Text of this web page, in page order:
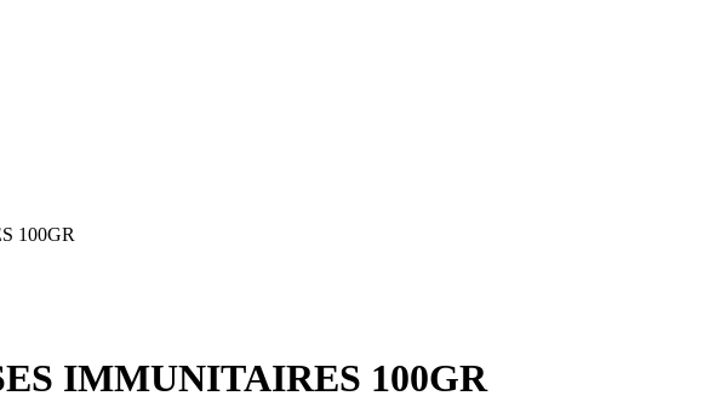
100GR
IMMUNITAIRES 100GR